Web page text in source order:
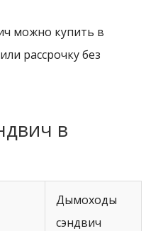
можно купить в
рассрочку без
в
Дымоходы
сэндвич